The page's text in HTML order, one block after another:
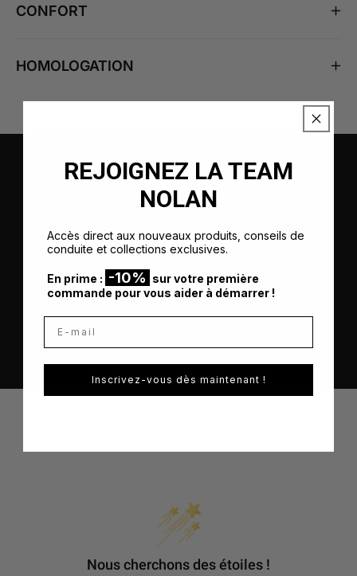
CONFORT
HOMOLOGATION
GUIDE ET FICHES TECHNIQUES
Sécurité et mode d’emploi
Microlock2
Nous cherchons des étoiles !
REJOIGNEZ LA TEAM
NOLAN
Accès direct aux nouveaux produits, conseils de
conduite et collections exclusives.
En prime : -10% sur votre première
commande pour vous aider à démarrer !
E-mail
Inscrivez-vous dès maintenant !